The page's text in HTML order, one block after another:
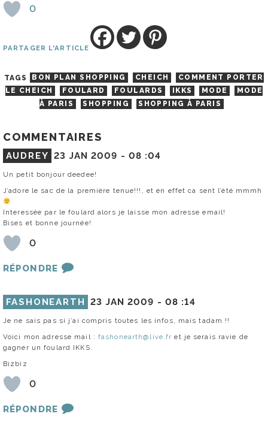
0
PARTAGER L'ARTICLE
TAGS BON PLAN SHOPPING CHEICH
COMMENT PORTER
LE CHEICH
FOULARD FOULARDS IKKS MODE
MODE
À PARIS
SHOPPING SHOPPING À PARIS
COMMENTAIRES
AUDREY 23 JAN 2009 - 08 :04
Un petit bonjour deedee!
J’adore le sac de la première tenue!!!, et en effet ca sent l’été mmmh
Interessée par le foulard alors je laisse mon adresse email!
Bises et bonne journée!
0
RÉPONDRE
FASHONEARTH 23 JAN 2009 - 08 :14
Je ne sais pas si j’ai compris toutes les infos, mais tadam !!
Voici mon adresse mail : fashonearth@live.fr et je serais ravie de
gagner un foulard IKKS.
Bizbiz
0
RÉPONDRE